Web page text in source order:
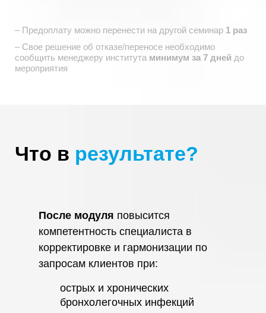
– Предоплату можно перенести на другой семинар 1 раз
– Свое решение об отказе/переносе необходимо
сообщить менеджеру института минимум за 7 дней до
мероприятия
Что в результате?
После модуля повысится
компетентность специалиста в
корректировке и гармонизации по
запросам клиентов при:
острых и хронических
бронхолегочных инфекций